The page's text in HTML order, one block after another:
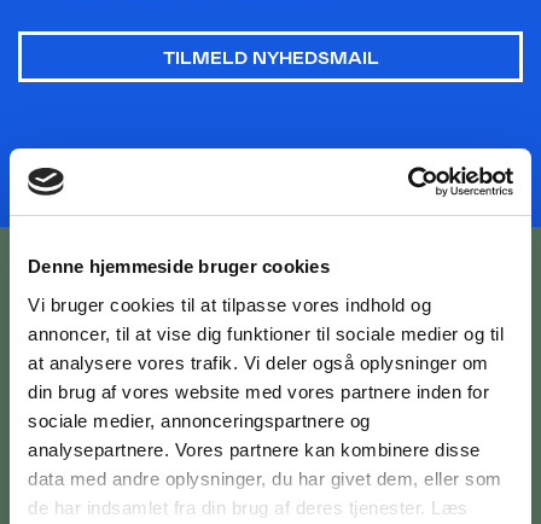
Denne hjemmeside bruger cookies
Vi bruger cookies til at tilpasse vores indhold og
annoncer, til at vise dig funktioner til sociale medier og til
at analysere vores trafik. Vi deler også oplysninger om
din brug af vores website med vores partnere inden for
sociale medier, annonceringspartnere og
analysepartnere. Vores partnere kan kombinere disse
data med andre oplysninger, du har givet dem, eller som
de har indsamlet fra din brug af deres tjenester. Læs
TILMELD NYHEDSMAIL
BILETTER OG ÅBNINGSTIDER
OM MUSEET
MEDARBEJDERE